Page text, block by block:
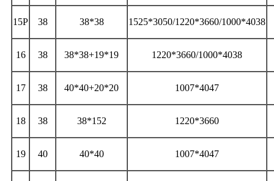
15P 38 38*38 1525*3050/1220*3660/1000*4038
16 38 38*38+19*19 1220*3660/1000*4038
17 38 40*40+20*20 1007*4047
18 38 38*152 1220*3660
19 40 40*40 1007*4047